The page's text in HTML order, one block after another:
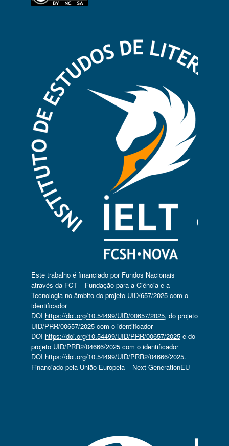
Este trabalho é financiado por Fundos Nacionais
através da FCT – Fundação para a Ciência e a
Tecnologia no âmbito do projeto UID/657/2025 com o
identificador
DOI https://doi.org/10.54499/UID/00657/2025, do projeto
UID/PRR/00657/2025 com o identificador
DOI https://doi.org/10.54499/UID/PRR/00657/2025e do
projeto UID/PRR2/04666/2025 com o identificador
DOI https://doi.org/10.54499/UID/PRR2/04666/2025.
Financiado pela União Europeia – Next GenerationEU